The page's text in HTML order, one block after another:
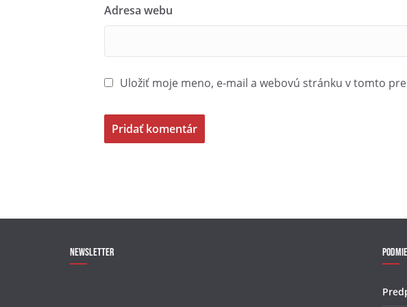
Adresa webu
Uložiť moje meno, e-mail a webovú stránku v tomto
Newsletter